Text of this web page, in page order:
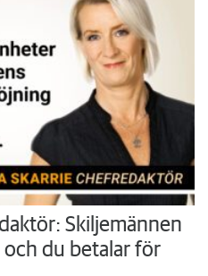
Skiljemännen
och du betalar för